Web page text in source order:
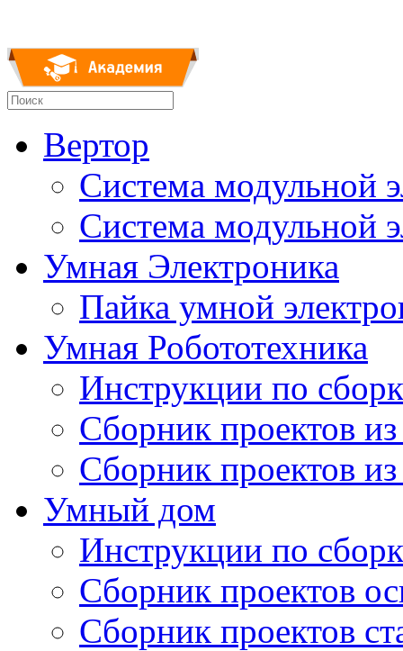
Вертор
Система модульной
Система модульной
Умная Электроника
Пайка умной
Умная Робототехника
Инструкции по
Сборник проектов
Сборник проектов
Умный дом
Инструкции по
Сборник проектов
Сборник проектов